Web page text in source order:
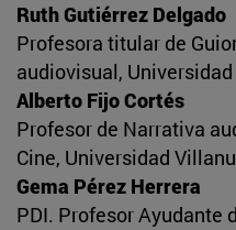
Ruth Gutiérrez Delgado
Profesora titular de
audiovisual,
Alberto Fijo Cortés
Profesor de Narrativa
Cine, Universidad
Gema Pérez Herrera
PDI. Profesor Ayudante